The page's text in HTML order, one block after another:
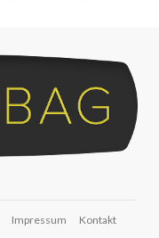
Impressum Kontakt